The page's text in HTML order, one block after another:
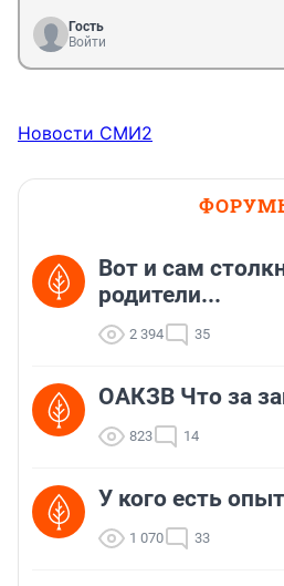
Гость
Войти
Новости СМИ2
Вот и сам
родители...
2 394 35
ОАКЗВ Что за
823 14
У кого есть
1 070 33